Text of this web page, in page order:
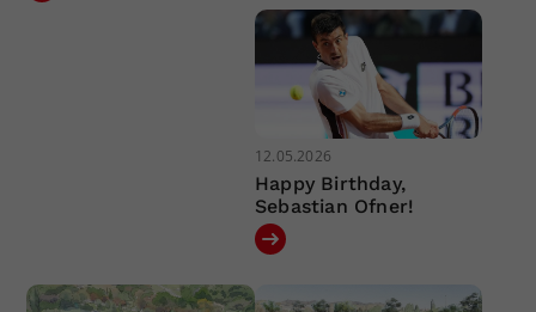
12.05.2026
Happy Birthday,
Sebastian Ofner!